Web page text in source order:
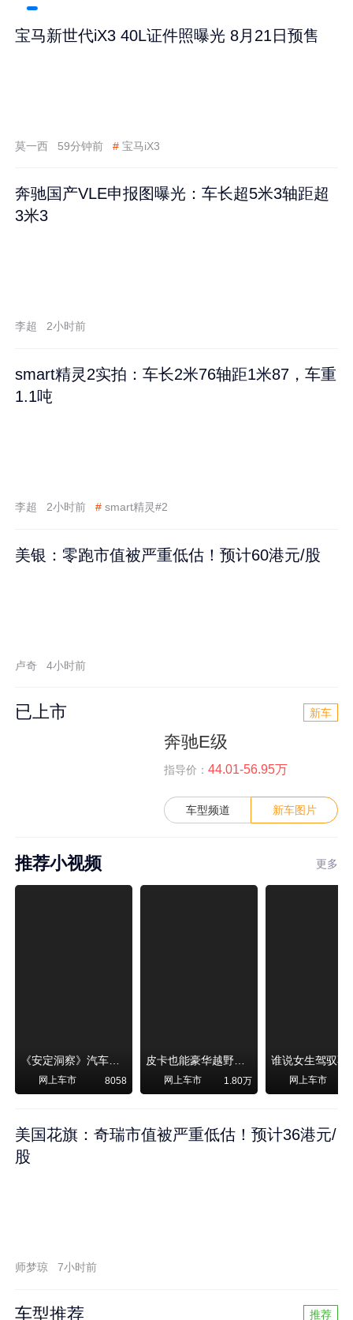
宝马新世代iX3 40L证件照曝光 8月21日预售
莫一西 59分钟前 # 宝马iX3
奔驰国产VLE申报图曝光：车长超5米3轴距超
3米3
李超 2小时前
smart精灵2实拍：车长2米76轴距1米87，车重
1.1吨
李超 2小时前 # smart精灵#2
美银：零跑市值被严重低估！预计60港元/股
卢奇 4小时前
已上市 新车
奔驰E级
指导价： 44.01-56.95万
车型频道 新车图片
推荐小视频 更多
《安定洞察》汽车烧不烧油，和石油安全无关！
网上车市 8058
皮卡也能豪华越野！纵横F700上市，限时卖29.99万起
网上车市 1.80万 网上车市
美国花旗：奇瑞市值被严重低估！预计36港元/
股
师梦琼 7小时前
车型推荐 推荐